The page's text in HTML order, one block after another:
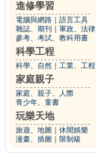
進修學習
電腦與網路
語言工具
雜誌、期刊
軍政、法律
參考、考試、教科用書
科學工程
科學、自然 工業、工程
家庭親子
家庭、親子、人際
青少年、童書
玩樂天地
旅遊、地圖
休閒娛樂
漫畫、插圖
限制級